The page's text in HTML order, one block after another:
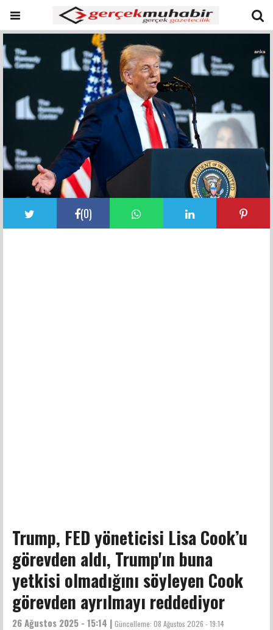
(0)
Trump, FED yöneticisi Lisa Cook’u
görevden aldı, Trump'ın buna
yetkisi olmadığını söyleyen Cook
görevden ayrılmayı reddediyor
26 Ağustos 2025 - 15:14 | Güncelleme: 08 Ağustos 2026 - 19:14